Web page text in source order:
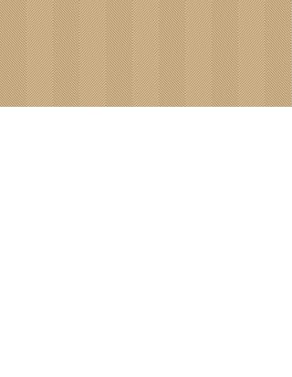
Braden Walnut Lyon